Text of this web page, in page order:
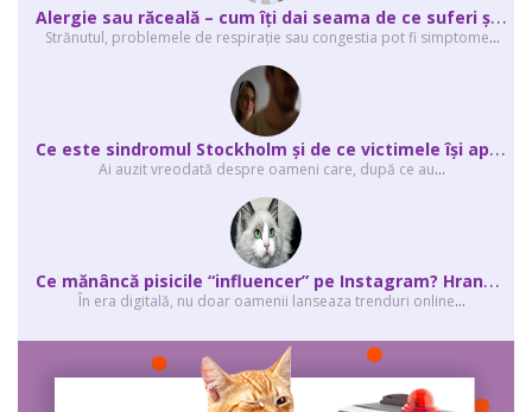
A
lergie sau răceală – cum îţi dai seama de ce suferi și de ce conteaz...
Strănutul, problemele de respirație sau congestia pot fi simptome...
C
e este sindromul Stockholm și de ce victimele își apără agresorii.
Ai auzit vreodată despre oameni care, după ce au...
C
e mănâncă pisicile “influencer” pe Instagram? Hrana lor virală
În era digitală, nu doar oamenii lanseaza trenduri online...